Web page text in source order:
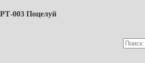
РТ-003 Поцелуй